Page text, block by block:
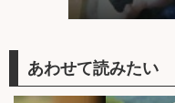
50周年